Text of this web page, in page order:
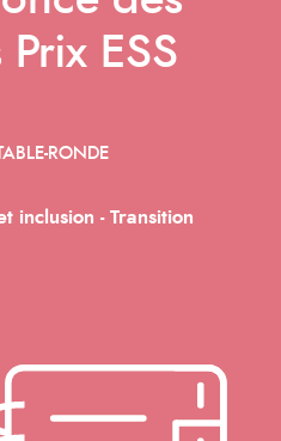
ESS
RONDE
inclusion - Transition